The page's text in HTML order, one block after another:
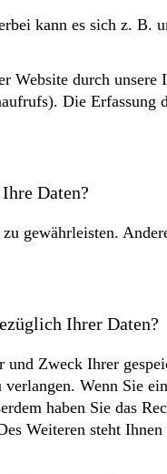
kann es sich z. B.
durch unsere
Die Erfassung
Daten?
gewährleisten.
Ihrer Daten?
Zweck Ihrer
Wenn Sie
haben Sie das
Weiteren steht